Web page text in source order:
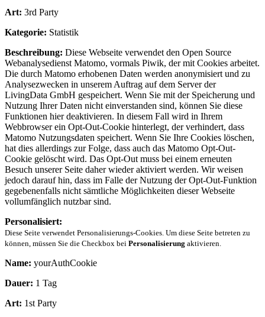
Art: 3rd Party
Kategorie: Statistik
Beschreibung: Diese Webseite verwendet den Open Source
Webanalysedienst Matomo, vormals Piwik, der mit Cookies arbeitet.
Die durch Matomo erhobenen Daten werden anonymisiert und zu
Analysezwecken in unserem Auftrag auf dem Server der
LivingData GmbH gespeichert. Wenn Sie mit der Speicherung und
Nutzung Ihrer Daten nicht einverstanden sind, können Sie diese
Funktionen hier deaktivieren. In diesem Fall wird in Ihrem
Webbrowser ein Opt-Out-Cookie hinterlegt, der verhindert, dass
Matomo Nutzungsdaten speichert. Wenn Sie Ihre Cookies löschen,
hat dies allerdings zur Folge, dass auch das Matomo Opt-Out-
Cookie gelöscht wird. Das Opt-Out muss bei einem erneuten
Besuch unserer Seite daher wieder aktiviert werden. Wir weisen
jedoch darauf hin, dass im Falle der Nutzung der Opt-Out-Funktion
gegebenenfalls nicht sämtliche Möglichkeiten dieser Webseite
vollumfänglich nutzbar sind.
Personalisiert:
Diese Seite verwendet Personalisierungs-Cookies. Um diese Seite betreten zu
können, müssen Sie die Checkbox bei Personalisierung aktivieren.
Name: yourAuthCookie
Dauer: 1 Tag
Art: 1st Party